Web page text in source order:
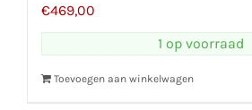
€469,00
1 op voorraad
Toevoegen aan winkelwagen